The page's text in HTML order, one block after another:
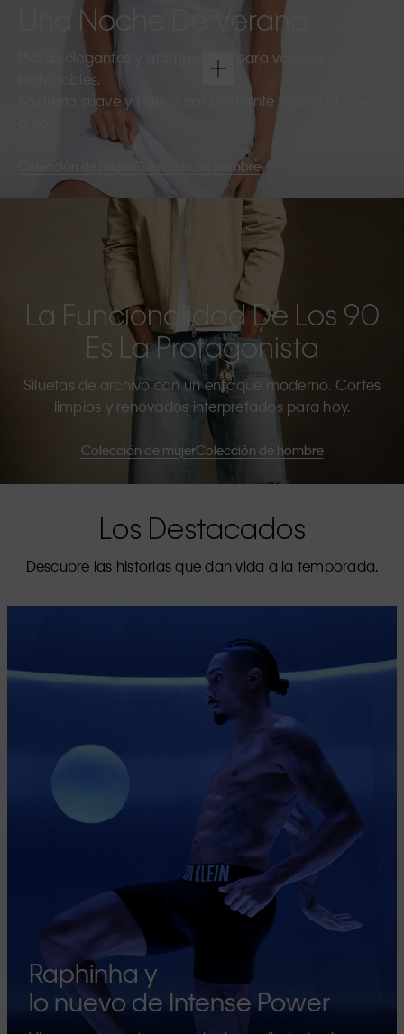
Una Noche De Verano
Piezas elegantes y atemporales para veladas
inolvidables.
Sastrería suave y tejidos naturalmente ligeros al caer
Colección de hombre
La Funcionalidad De Los 90
Es La Protagonista
Siluetas de archivo con un enfoque moderno. Cortes
limpios y renovados interpretados para hoy.
Colección de mujerColección de hombre
Los Destacados
Descubre las historias que dan vida a la temporada.
Raphinha y
lo nuevo de Intense Power